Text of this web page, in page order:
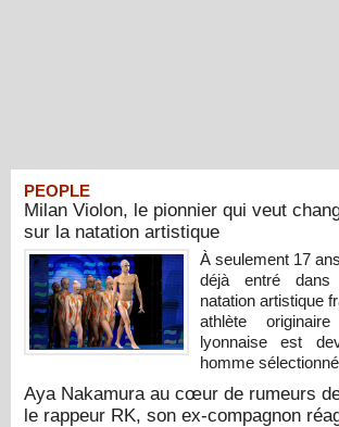
PEOPLE
Milan Violon, le pionnier qui veut
sur la natation artistique
À seulement 17
déjà entré dans
natation artistique
athlète
lyonnaise est
homme
Aya Nakamura au cœur de rumeurs
le rappeur RK, son ex-compagnon